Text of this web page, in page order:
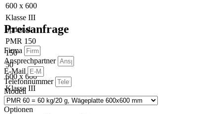
600 x 600
Klasse III
optional
PMR 150
150
50
600 x 600
Klasse III
optional
Preisanfrage
Firma
Ansprechpartner
E-Mail
Telefonnummer
Modell
Optionen